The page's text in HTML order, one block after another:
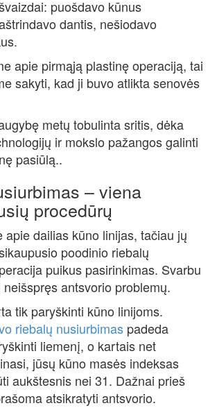
puošdavo kūnus
dantis, nešiodavo
apie pirmąją plastinę operaciją, tai
sakyti, kad ji buvo atlikta senovės
metų tobulinta sritis, dėka
ir mokslo pažangos galinti
pasiūlą..
– viena
procedūrų
apie dailias kūno linijas, tačiau jų
poodinio riebalų
puikus pasirinkimas. Svarbu
antsvorio problemų.
tik paryškinti kūno linijoms.
riebalų nusiurbimas padeda
liemenį, o kartais net
jūsų kūno masės indeksas
aukštesnis nei 31. Dažnai prieš
atsikratyti antsvorio.